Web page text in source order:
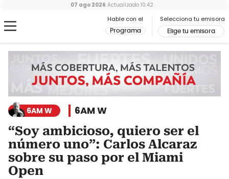
Hable con el
Programa
Selecciona tu emisora
Elige tu emisora
07 ago 2026 Actualizado 10:42
6AM W 6AM W
“Soy ambicioso, quiero ser el
número uno”: Carlos Alcaraz
sobre su paso por el Miami
Open